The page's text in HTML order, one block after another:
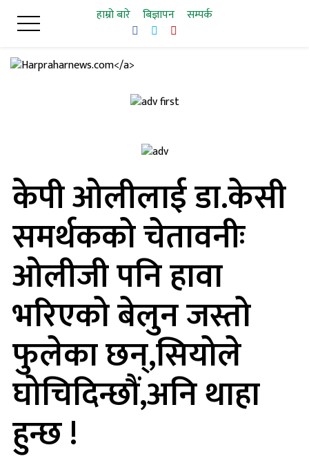
हाम्रो बारे बिज्ञापन सम्पर्क
केपी ओलीलाई डा.केसी
समर्थकको चेतावनीः
ओलीजी पनि हावा
भरिएको बेलुन जस्तो
फुलेका छन्,सियोले
घोचिदिन्छौं,अनि थाहा
हुन्छ !